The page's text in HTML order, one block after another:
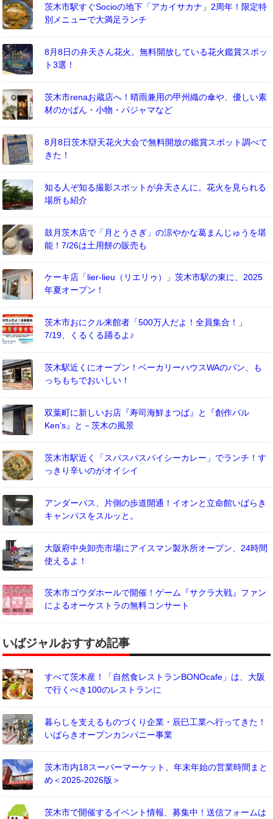
茨木市駅すぐSocioの地下「アカイサカナ」2周年！限定特
別メニューで大満足ランチ
8月8日の弁天さん花火。無料開放している花火鑑賞スポッ
ト3選！
茨木市renaお蔵店へ！晴雨兼用の甲州織の傘や、優しい素
材のかばん・小物・パジャマなど
8月8日茨木辯天花火大会で無料開放の鑑賞スポット調べて
きた！
知る人ぞ知る撮影スポットが弁天さんに。花火を見られる
場所も紹介
鼓月茨木店で「月とうさぎ」の涼やかな葛まんじゅうを堪
能！7/26は土用餅の販売も
ケーキ店「lier-lieu（リエリゥ）」茨木市駅の東に、2025
年夏オープン！
茨木市おにクル来館者「500万人だよ！全員集合！」
7/19、くるくる踊るよ♪
茨木駅近くにオープン！ベーカリーハウスWAのパン、も
っちもちでおいしい！
双葉町に新しいお店『寿司海鮮まつば』と『創作バル
Ken’s』と－茨木の風景
茨木市駅近く「スパスパスパイシーカレー」でランチ！す
っきり辛いのがオイシイ
アンダーパス、片側の歩道開通！イオンと立命館いばらき
キャンパスをスルッと。
大阪府中央卸売市場にアイスマン製氷所オープン、24時間
使えるよ！
茨木市ゴウダホールで開催！ゲーム『サクラ大戦』ファン
によるオーケストラの無料コンサート
いばジャルおすすめ記事
すべて茨木産！「自然食レストランBONOcafe」は、大阪
で行くべき100のレストランに
暮らしを支えるものづくり企業・辰巳工業へ行ってきた！
いばらきオープンカンパニー事業
茨木市内18スーパーマーケット、年末年始の営業時間まと
め＜2025-2026版＞
茨木市で開催するイベント情報、募集中！送信フォームは